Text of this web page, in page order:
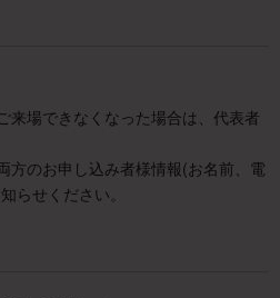
来場できなくなった場合は、代表者
方のお申し込み者様情報(お名前、電
らせください。